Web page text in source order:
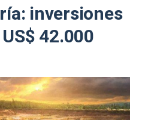
inversiones
42.000